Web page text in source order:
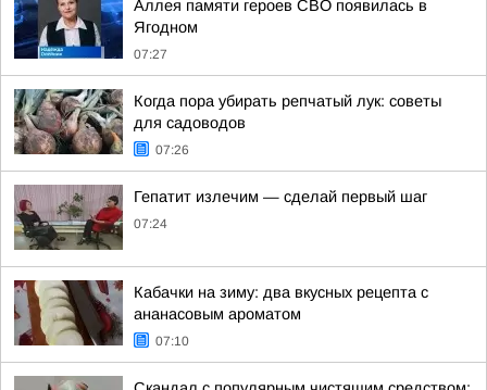
Аллея памяти героев СВО появилась в
Ягодном
07:27
Когда пора убирать репчатый лук: советы
для садоводов
07:26
Гепатит излечим — сделай первый шаг
07:24
Кабачки на зиму: два вкусных рецепта с
ананасовым ароматом
07:10